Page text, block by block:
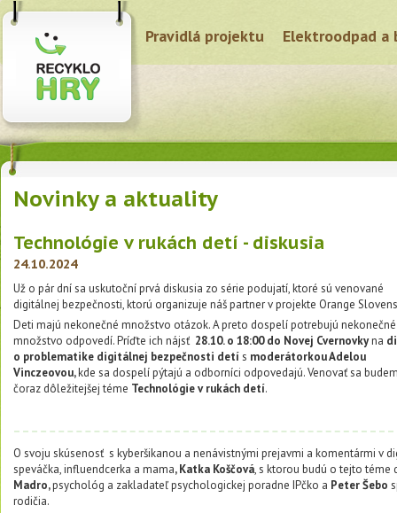
Pravidlá projektu Elektroodpad a
Novinky a aktuality
Technológie v rukách detí - diskusia
24.10.2024
Už o pár dní sa uskutoční prvá diskusia zo série podujatí, ktoré sú venované
digitálnej bezpečnosti, ktorú organizuje náš partner v projekte Orange
Deti majú nekonečné množstvo otázok. A preto dospelí potrebujú nekonečné
množstvo odpovedí. Príďte ich nájsť 28.10. o 18:00 do Novej Cvernovkyna
o problematike digitálnej bezpečnosti detís moderátorkou Adelou
Vinczeovou,kde sa dospelí pýtajú a odborníci odpovedajú. Venovať sa
čoraz dôležitejšej téme Technológie v rukách detí.
O svoju skúsenosť s kyberšikanou a nenávistnými prejavmi a komentármi v
speváčka, influendcerka a mama, Katka Koščová, s ktorou budú o tejto
Madro,psychológ a zakladateľ psychologickej poradne IPčko a Peter Šebo
rodičia.